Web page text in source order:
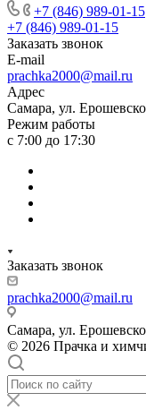
+7 (846) 989-01-15
+7 (846) 989-01-15
Заказать звонок
E-mail
prachka2000@mail.ru
Адрес
Самара, ул.
Режим работы
с 7:00 до 17:30
Заказать звонок
prachka2000@mail.ru
Самара, ул.
© 2026 Прачка и